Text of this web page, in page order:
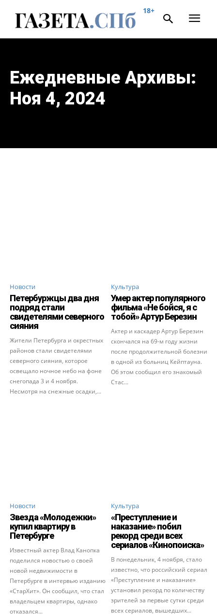
18+
Ежедневные Архивы:
Ноя 4, 2024
Новости
Петербуржцы два дня
подряд стали
свидетелями северного
сияния
Жители Петербурга и окрестных
районов стали свидетелями
северного сияния, которое
освещало ночное небо на фоне
снегопада 3 и 4 ноября.
Несмотря на снежные осадки,...
Культура
Умер актер популярного
фильма «Не бойся, я с
тобой» Артур Березин
Актер и каскадер Артур Березин
скончался на 69-м году жизни
после продолжительной болезни
в одной из больниц Кейптауна.
Об этом сообщил его знакомый
Стас...
Новости
Звезда «Молодежки»
купил квартиру в
Петербурге
Известный актер Влад Канопка
поделился новостью о своей
новой недвижимости в
Петербурге в интервью изданию
«СтарХит». Он сообщил, что стал
владельцем квартиры, однако
отказался...
Культура
«Преступление и
наказание» побил
рекорд среди всех
сериалов «Кинопоиска»
В понедельник, 4 ноября, стало
известно, что российский сериал
«Преступление и наказание»
установил рекорд по количеству
зрителей за первые сутки среди
всех сериалов, вышедших...